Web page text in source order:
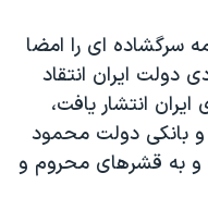
سرگشاده ای را امضا
دولت ایران انتقاد
انتشار یافت،
بانکی دولت محمود
و به قشرهای محروم و